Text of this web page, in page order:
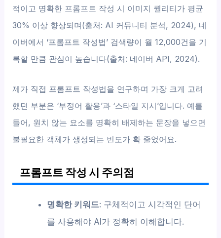
적이고 명확한 프롬프트 작성 시 이미지 퀄리티가 평균
30% 이상 향상되며(출처: AI 커뮤니티 분석, 2024), 네
이버에서 ‘프롬프트 작성법’ 검색량이 월 12,000건을 기
록할 만큼 관심이 높습니다(출처: 네이버 API, 2024).
제가 직접 프롬프트 작성법을 연구하며 가장 크게 고려
했던 부분은 ‘부정어 활용’과 ‘스타일 지시’입니다. 예를
들어, 원치 않는 요소를 명확히 배제하는 문장을 넣으면
불필요한 객체가 생성되는 빈도가 확 줄었어요.
프롬프트 작성 시 주의점
명확한 키워드: 구체적이고 시각적인 단어
를 사용해야 AI가 정확히 이해합니다.